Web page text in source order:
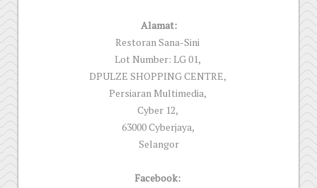
Alamat:
Restoran Sana-Sini
Lot Number: LG 01,
DPULZE SHOPPING CENTRE,
Persiaran Multimedia,
Cyber 12,
63000 Cyberjaya,
Selangor
Facebook: